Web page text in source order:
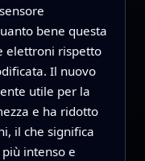
bene questa
elettroni rispetto
Il nuovo
utile per la
e ha ridotto
il che significa
intenso e